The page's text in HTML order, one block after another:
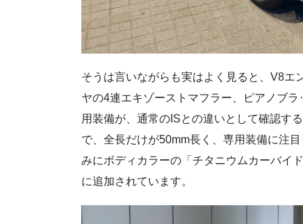
そうは言いながらも実はよく見ると、V8エ
ヤの4連エキゾーストマフラー、ピアノブラ
用装備が、通常のISとの違いとして確認す
で、全長だけが50mm長く、専用装備に注
みにボディカラーの「チタニウムカーバイ
に追加されています。